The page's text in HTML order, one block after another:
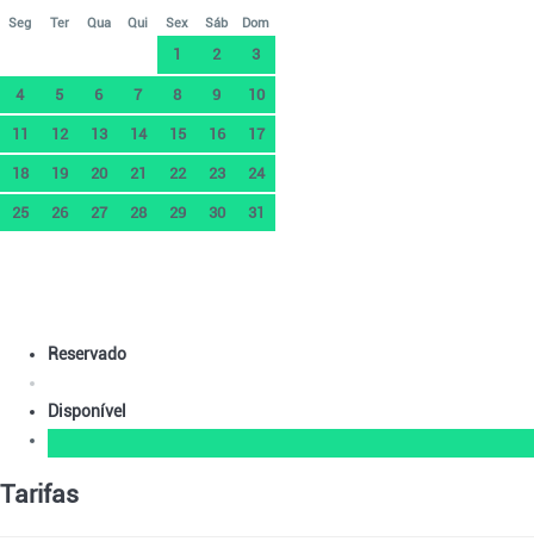
Seg Ter Qua Qui Sex Sáb Dom
1 2 3
4 5 6 7 8 9 10
11 12 13 14 15 16 17
18 19 20 21 22 23 24
25 26 27 28 29 30 31
Reservado
Disponível
Tarifas